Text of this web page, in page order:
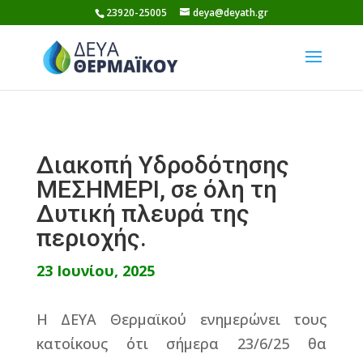
to
content
23920-25005 deya@deyath.gr
Διακοπή Υδροδότησης
ΜΕΣΗΜΕΡΙ, σε όλη τη
Δυτική πλευρά της
περιοχής.
23 Ιουνίου, 2025
Η ΔΕΥΑ Θερμαϊκού ενημερώνει τους
κατοίκους ότι σήμερα 23/6/25 θα